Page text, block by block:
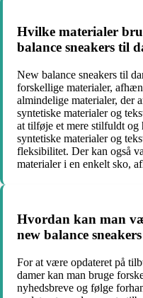
Hvilke materialer
balance sneakers til
New balance sneakers til
forskellige materialer,
almindelige materialer, der
syntetiske materialer og
at tilføje et mere stilfuldt og
syntetiske materialer og
fleksibilitet. Der kan også
materialer i en enkelt sko,
Hvordan kan man
new balance
For at være opdateret på
damer kan man bruge
nyhedsbreve og følge